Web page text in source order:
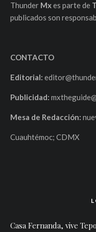
Thunder Mxes parte de
publicados son
CONTACTO
Editorial:
Publicidad:
Mesa de Redacción:
Cuauhtémoc; CDMX
Casa Fernanda, vive